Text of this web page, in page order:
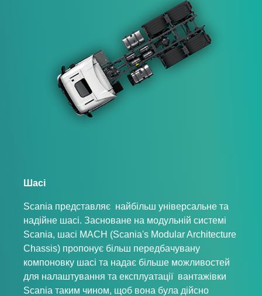
Шасі
Scania представляє найбільш універсальне та
надійне шасі. Засноване на модульній системі
Scania, шасі MACH (Scania's Modular Architecture
Chassis) пропонує більш передбачувану
компоновку шасі та надає більше можливостей
для налаштування та експлуатації вантажівки
Scania таким чином, щоб вона була дійсно